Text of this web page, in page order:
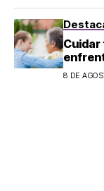
Cuidar
8 DE